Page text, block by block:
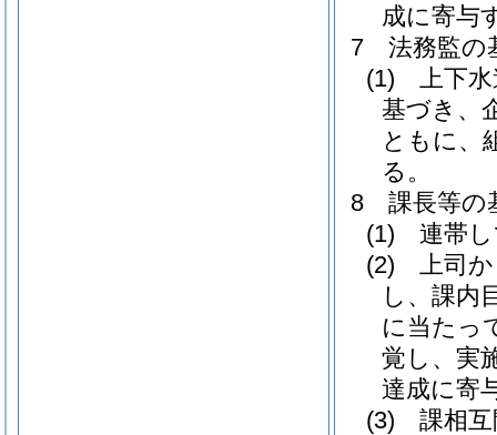
成に寄与
7
法務監の
(1)
上下
基づき、
ともに、
る。
8
課長等の
(1)
連帯
(2)
上司
し、課内
に当たっ
覚し、実
達成に寄
(3)
課相